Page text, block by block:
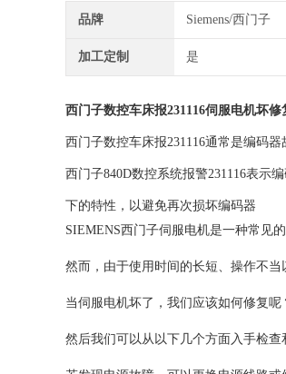
品牌 Siemens/西门子
加工定制 是
西门子数控车床报231116伺服电机坏修
西门子数控车床报231116通常是编码器
西门子840D数控系统报警231116表示
下的特性，以避免再次损坏编码器
SIEMENS西门子伺服电机是一种常见
然而，由于使用时间的长短、操作不当
当伺服电机坏了，我们应该如何修复
然后我们可以从以下几个方面入手检